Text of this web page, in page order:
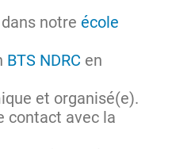
notre école
BTS NDRC en
et organisé(e).
contact avec la